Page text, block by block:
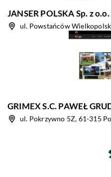
JANSER POLSKA Sp. z o.o.
ul. Powstańców
GRIMEX S.C. PAWEŁ
ul. Pokrzywno 5Z, 61-315